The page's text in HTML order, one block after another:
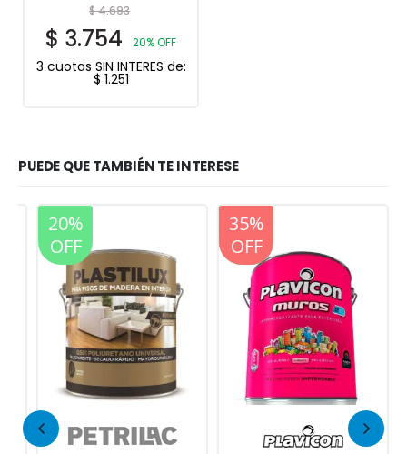
$4.693
$ 3.754 20% OFF
3 cuotas SIN INTERES de:
$ 1.251
PUEDE QUE TAMBIÉN TE INTERESE
20%
OFF
20%
OFF
35%
OFF